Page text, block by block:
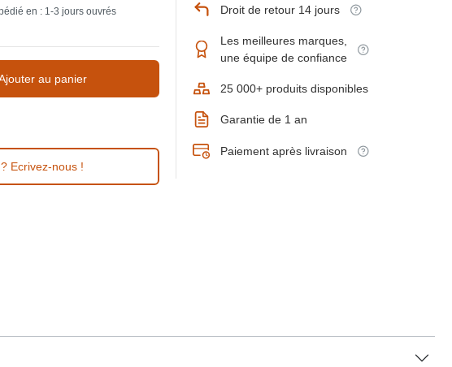
en : 1-3 jours ouvrés
au panier
Ecrivez-nous !
Droit de retour 14 jours
Les meilleures marques,
une équipe de confiance
25 000+ produits disponibles
Garantie de 1 an
Paiement après livraison